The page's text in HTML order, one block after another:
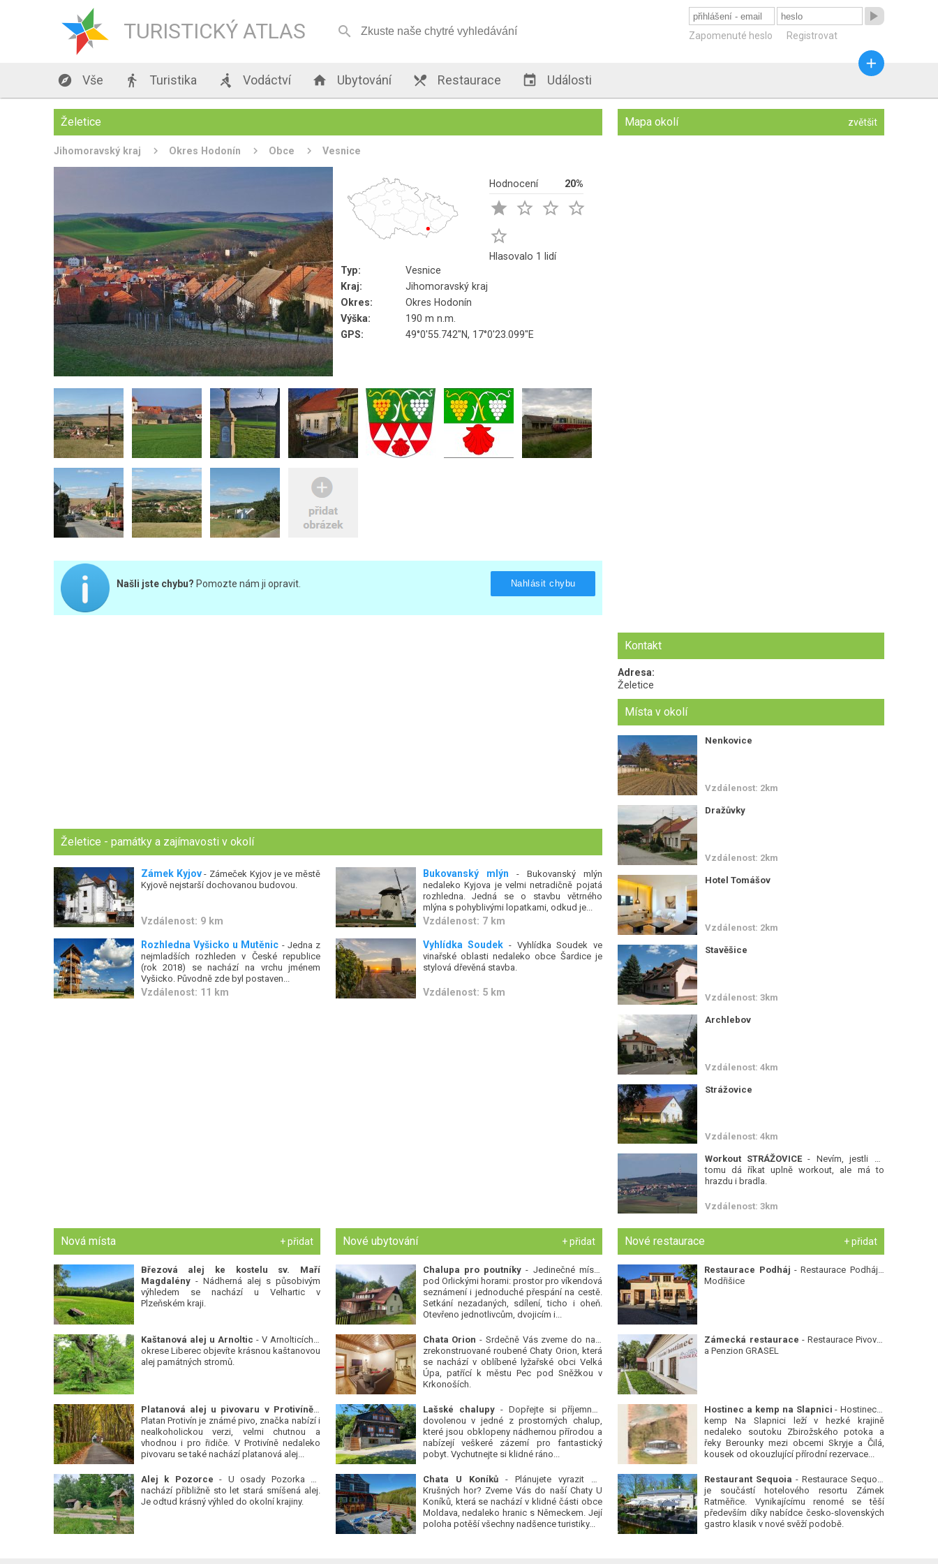
TURISTICKÝ ATLAS 

Zapomenuté heslo Registrovat
 Vše  Turistika  Vodáctví  Ubytování  Restaurace  Události

Želetice
Jihomoravský kraj Okres Hodonín Obce Vesnice
Hodnocení 20%
   

Hlasovalo 1 lidí
Typ:
Vesnice
Kraj:
Jihomoravský kraj
Okres:
Okres Hodonín
Výška:
190 m n.m.
GPS:
49°0'55.742"N, 17°0'23.099"E
Našli jste chybu? Pomozte nám ji opravit. Nahlásit chybu
Želetice - památky a zajímavosti v okolí
Zámek Kyjov- Zámeček Kyjov je ve městě
Kyjově nejstarší dochovanou budovou.
Vzdálenost: 9 km
Bukovanský mlýn - Bukovanský mlýn
nedaleko Kyjova je velmi netradičně pojatá
rozhledna. Jedná se o stavbu větrného
mlýna s pohyblivými lopatkami, odkud je...
Vzdálenost: 7 km
Rozhledna Vyšicko u Mutěnic - Jedna z
nejmladších rozhleden v České republice
(rok 2018) se nachází na vrchu jménem
Vyšicko. Původně zde byl postaven...
Vzdálenost: 11 km
Vyhlídka Soudek - Vyhlídka Soudek ve
vinařské oblasti nedaleko obce Šardice je
stylová dřevěná stavba.
Vzdálenost: 5 km
Mapa okolí zvětšit
Kontakt
Adresa:
Želetice
Místa v okolí
Nenkovice
Vzdálenost: 2km
Dražůvky
Vzdálenost: 2km
Hotel Tomášov
Vzdálenost: 2km
Stavěšice
Vzdálenost: 3km
Archlebov
Vzdálenost: 4km
Strážovice
Vzdálenost: 4km
Workout STRÁŽOVICE- Nevím, jestli se
tomu dá říkat uplně workout, ale má to
hrazdu i bradla.
Vzdálenost: 3km
Nová místa + přidat
Březová alej ke kostelu sv. Maří
Magdalény- Nádherná alej s působivým
výhledem se nachází u Velhartic v
Plzeňském kraji.
Kaštanová alej u Arnoltic - V Arnolticích v
okrese Liberec objevíte krásnou kaštanovou
alej památných stromů.
Platanová alej u pivovaru v Protivíně
-
Platan Protivín je známé pivo, značka nabízí i
nealkoholickou verzi, velmi chutnou a
vhodnou i pro řidiče. V Protivíně nedaleko
pivovaru se také nachází platanová alej...
Alej k Pozorce - U osady Pozorka se
nachází přibližně sto let stará smíšená alej.
Je odtud krásný výhled do okolní krajiny.
Nové ubytování + přidat
Chalupa pro poutníky - Jedinečné místo
pod Orlickými horami: prostor pro víkendová
seznámení i jednoduché přespání na cestě.
Setkání nezadaných, sdílení, ticho i oheň.
Otevřeno jednotlivcům, dvojicím i...
Chata Orion - Srdečně Vás zveme do naší
zrekonstruované roubené Chaty Orion, která
se nachází v oblíbené lyžařské obci Velká
Úpa, patřící k městu Pec pod Sněžkou v
Krkonoších.
Lašské chalupy- Dopřejte si příjemnou
dovolenou v jedné z prostorných chalup,
které jsou obklopeny nádhernou přírodou a
nabízejí veškeré zázemí pro fantastický
pobyt. Vychutnejte si klidné ráno...
Chata U Koníků- Plánujete vyrazit do
Krušných hor? Zveme Vás do naší Chaty U
Koníků, která se nachází v klidné části obce
Moldava, nedaleko hranic s Německem. Její
poloha potěší všechny nadšence turistiky...
Nové restaurace + přidat
Restaurace Podháj - Restaurace Podháj -
Modřišice
Zámecká restaurace - Restaurace Pivovar
a Penzion GRASEL
Hostinec a kemp na Slapnici - Hostinec a
kemp Na Slapnici leží v hezké krajině
nedaleko soutoku Zbirožského potoka a
řeky Berounky mezi obcemi Skryje a Čilá,
kousek od okouzlující přírodní rezervace...
Restaurant Sequoia - Restaurace Sequoia
je součástí hotelového resortu Zámek
Ratměřice. Vynikajícímu renomé se těší
především díky nabídce česko-slovenských
gastro klasik v nové svěží podobě.